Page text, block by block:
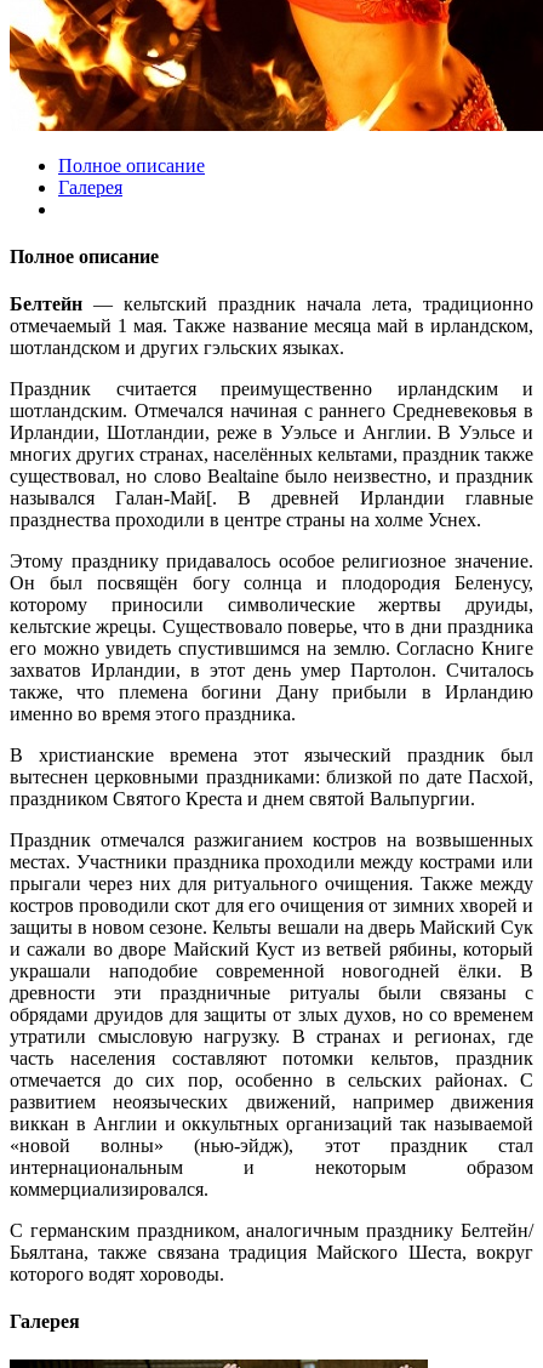
Полное описание
Галерея
Полное описание
Белтейн — кельтский праздник начала лета, традиционно
отмечаемый 1 мая. Также название месяца май в ирландском,
шотландском и других гэльских языках.
Праздник считается преимущественно ирландским и
шотландским. Отмечался начиная с раннего Средневековья в
Ирландии, Шотландии, реже в Уэльсе и Англии. В Уэльсе и
многих других странах, населённых кельтами, праздник также
существовал, но слово Bealtaine было неизвестно, и праздник
назывался Галан-Май[. В древней Ирландии главные
празднества проходили в центре страны на холме Уснех.
Этому празднику придавалось особое религиозное значение.
Он был посвящён богу солнца и плодородия Беленусу,
которому приносили символические жертвы друиды,
кельтские жрецы. Существовало поверье, что в дни праздника
его можно увидеть спустившимся на землю. Согласно Книге
захватов Ирландии, в этот день умер Партолон. Считалось
также, что племена богини Дану прибыли в Ирландию
именно во время этого праздника.
В христианские времена этот языческий праздник был
вытеснен церковными праздниками: близкой по дате Пасхой,
праздником Святого Креста и днем святой Вальпургии.
Праздник отмечался разжиганием костров на возвышенных
местах. Участники праздника проходили между кострами или
прыгали через них для ритуального очищения. Также между
костров проводили скот для его очищения от зимних хворей и
защиты в новом сезоне. Кельты вешали на дверь Майский Сук
и сажали во дворе Майский Куст из ветвей рябины, который
украшали наподобие современной новогодней ёлки. В
древности эти праздничные ритуалы были связаны с
обрядами друидов для защиты от злых духов, но со временем
утратили смысловую нагрузку. В странах и регионах, где
часть населения составляют потомки кельтов, праздник
отмечается до сих пор, особенно в сельских районах. С
развитием неоязыческих движений, например движения
виккан в Англии и оккультных организаций так называемой
«новой волны» (нью-эйдж), этот праздник стал
интернациональным и некоторым образом
коммерциализировался.
С германским праздником, аналогичным празднику Белтейн/
Бьялтана, также связана традиция Майского Шеста, вокруг
которого водят хороводы.
Галерея